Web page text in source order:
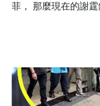
菲， 那麼現在的謝霆